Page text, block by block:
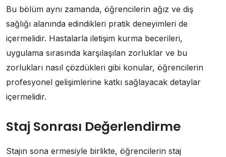
Bu bölüm aynı zamanda, öğrencilerin ağız ve diş
sağlığı alanında edindikleri pratik deneyimleri de
içermelidir. Hastalarla iletişim kurma becerileri,
uygulama sırasında karşılaşılan zorluklar ve bu
zorlukları nasıl çözdükleri gibi konular, öğrencilerin
profesyonel gelişimlerine katkı sağlayacak detaylar
içermelidir.
Staj Sonrası Değerlendirme
Stajın sona ermesiyle birlikte, öğrencilerin staj